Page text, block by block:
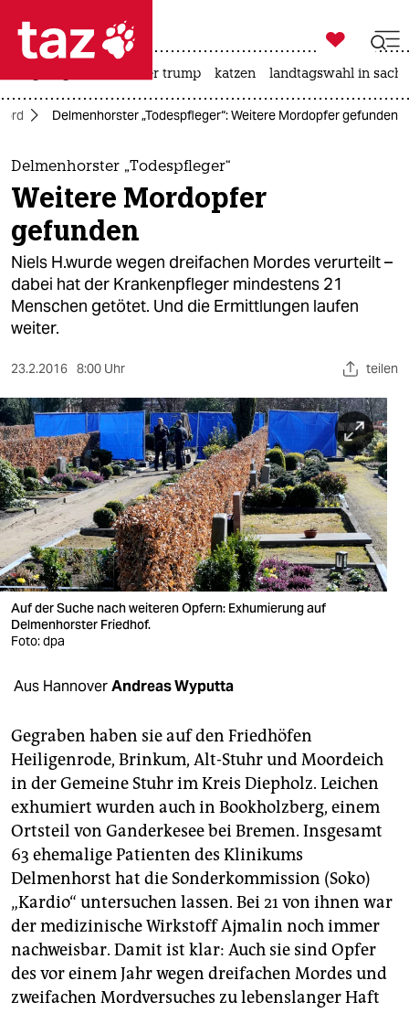
 taz zahl ich
taz zahl ich
themen
politik
öko
gesellschaft
kultur
sport
berlin
nord
wahrheit
verlag
verlag
veranstaltungen
shop
fragen & hilfe
abo
genossenschaft
epaper login

taz zahl ich
usa unter trump katzen landtagswahl in
Delmenhorster „Todespfleger“: Weitere Mordopfer gefunden
Delmenhorster „Todespfleger“
Weitere Mordopfer
gefunden
Niels H.wurde wegen dreifachen Mordes verurteilt –
dabei hat der Krankenpfleger mindestens 21
Menschen getötet. Und die Ermittlungen laufen
weiter.
23.2.2016 8:00 Uhr teilen
Auf der Suche nach weiteren Opfern: Exhumierung auf
Delmenhorster Friedhof.
Foto: dpa
Aus HannoverAndreas Wyputta
Gegraben haben sie auf den Friedhöfen
Heiligenrode, Brinkum, Alt-Stuhr und Moordeich
in der Gemeine Stuhr im Kreis Diepholz. Leichen
exhumiert wurden auch in Bookholzberg, einem
Ortsteil von Ganderkesee bei Bremen. Insgesamt
63 ehemalige Patienten des Klinikums
Delmenhorst hat die Sonderkommission (Soko)
„Kardio“ untersuchen lassen. Bei 21 von ihnen war
der medizinische Wirkstoff Ajmalin noch immer
nachweisbar. Damit ist klar: Auch sie sind Opfer
des vor einem Jahr wegen dreifachen Mordes und
zweifachen Mordversuches zu lebenslanger Haft